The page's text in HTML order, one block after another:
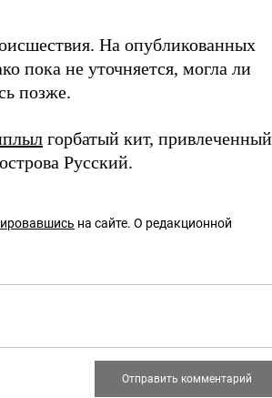
На опубликованных
пока не уточняется, могла ли
позже.
горбатый кит, привлеченный
Русский.
на сайте. О редакционной